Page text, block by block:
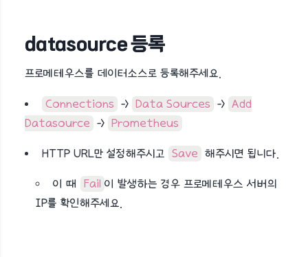
datasource 등록
프로메테우스를 데이터소스로 등록해주세요.
Connections -> Data Sources -> Add
Datasource -> Prometheus
HTTP URL만 설정해주시고 Save 해주시면 됩니다.
이 때 Fail 이 발생하는 경우 프로메테우스 서버의
IP를 확인해주세요.